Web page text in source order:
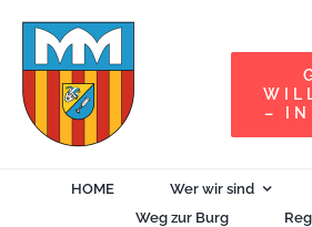
Zum
springen
–
HOME Wer wir sind
Weg zur Burg